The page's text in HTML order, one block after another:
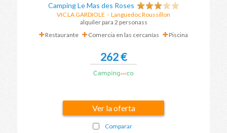
Camping Le Mas des Roses
VIC LA GARDIOLE - Languedoc Roussillon
alquiler para 2 personass
Restaurante
Comercia en las cercanías Piscina
262 €
Ver la oferta
Comparar